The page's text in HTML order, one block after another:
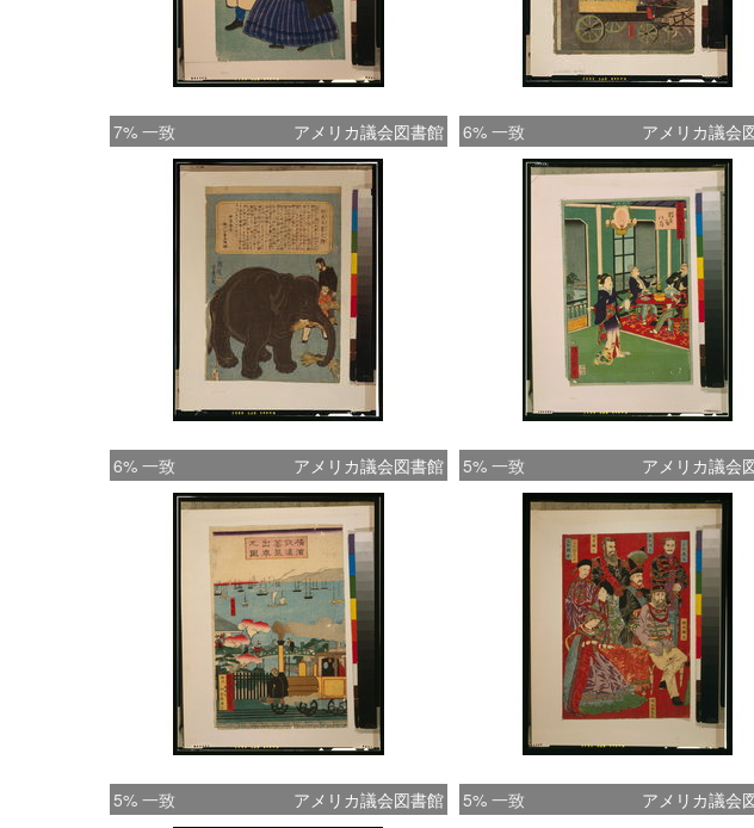
7% 一致 アメリカ議会図書館 6% 一致 アメリカ議会
6% 一致 アメリカ議会図書館 5% 一致 アメリカ議会
5% 一致 アメリカ議会図書館 5% 一致 アメリカ議会